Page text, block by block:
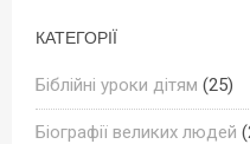
КАТЕГОРІЇ
Біблійні уроки дітям (25)
Біографії великих людей